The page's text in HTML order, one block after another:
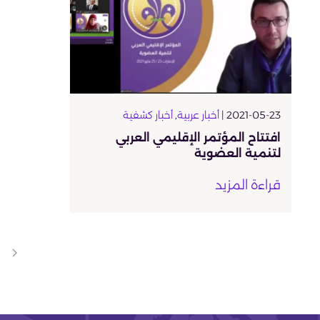
2021-05-23 | أخبار عربية,أخبار كشفية
افتتاح المؤتمر الإقليمي العربي
لتنمية العضوية
قراءة المزيد